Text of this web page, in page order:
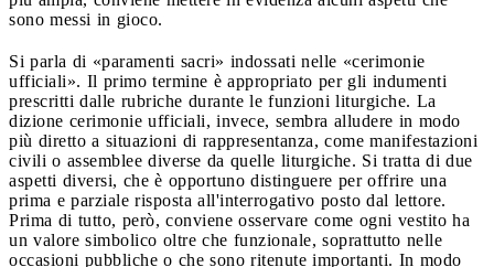
sono messi in gioco.
Si parla di «paramenti sacri» indossati nelle «cerimonie
ufficiali». Il primo termine è appropriato per gli indumenti
prescritti dalle rubriche durante le funzioni liturgiche. La
dizione cerimonie ufficiali, invece, sembra alludere in modo
più diretto a situazioni di rappresentanza, come manifestazioni
civili o assemblee diverse da quelle liturgiche. Si tratta di due
aspetti diversi, che è opportuno distinguere per offrire una
prima e parziale risposta all'interrogativo posto dal lettore.
Prima di tutto, però, conviene osservare come ogni vestito ha
un valore simbolico oltre che funzionale, soprattutto nelle
occasioni pubbliche o che sono ritenute importanti. In modo